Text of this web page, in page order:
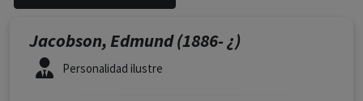
facultados prescribir medicamentos y decidir, en cada
caso concreto, el tratamiento más adecuado a las
necesidades del paciente.
Jacobson, Edmund (1886- ¿)
Personalidad ilustre